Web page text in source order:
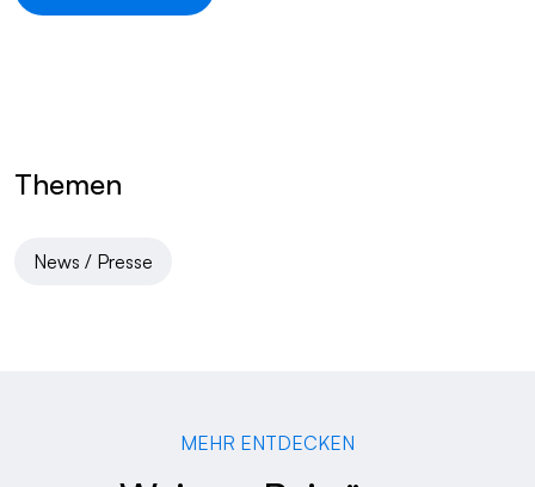
Themen
News / Presse
MEHR ENTDECKEN